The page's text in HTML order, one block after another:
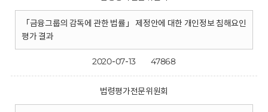
「금융그룹의 감독에 관한 법률」 제정안에 대한 개인정보 침해요인
평가 결과
2020-07-13 47868
법령평가전문위원회